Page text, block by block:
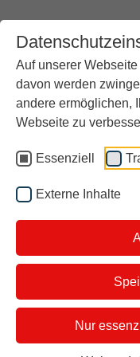
Auf unserer
davon werden
andere ermöglichen,
Webseite zu
Essenziell
Externe Inhalte
Nur
ZEIT
TOUR
ZEIT
einer der
erscheint
Aktuell
Über
Der
i&u